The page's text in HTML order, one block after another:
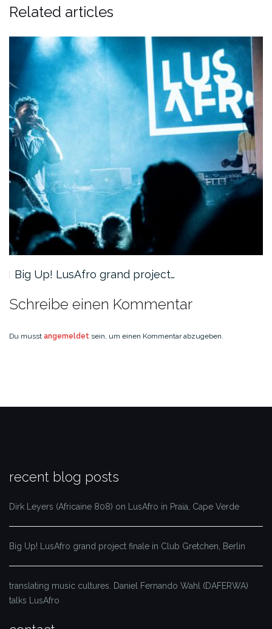
Related articles
Big Up! LusAfro grand project…
Schreibe einen Kommentar
Du musst angemeldet sein, um einen Kommentar abzugeben.
recent blog posts
Dirk Leyers (Africaine 808) on LusAfro in Praia, Cape Verde
Big Up! LusAfro grand project finale in Club Gretchen, Berlin
translating music cultures. Daniel Fernando Wahl (DAFERWA)
talks LusAfro